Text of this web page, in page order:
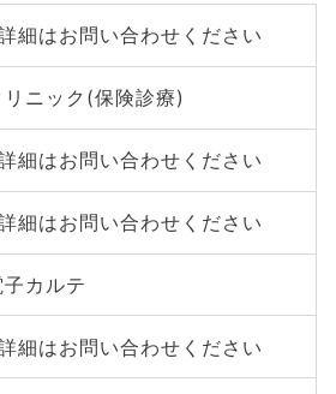
細はお問い合わせください
リニック(保険診療)
細はお問い合わせください
細はお問い合わせください
子カルテ
細はお問い合わせください